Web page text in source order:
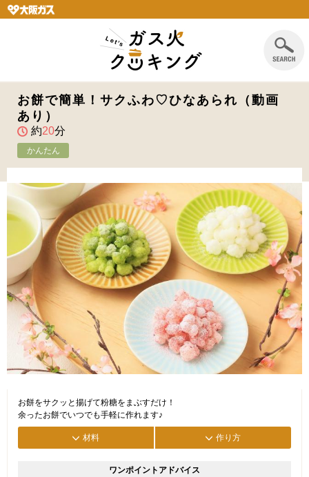
お餅で簡単！サクふわ♡ひなあられ（動画
あり）
約20分
かんたん
お餅をサクッと揚げて粉糖をまぶすだけ！
余ったお餅でいつでも手軽に作れます♪
材料 作り方
ワンポイントアドバイス